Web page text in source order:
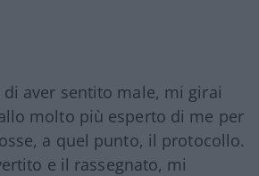
aver sentito male, mi girai
molto più esperto di me per
a quel punto, il protocollo.
e il rassegnato, mi